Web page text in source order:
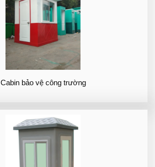
Cabin bảo vệ công trường